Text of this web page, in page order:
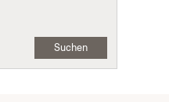
Suchen